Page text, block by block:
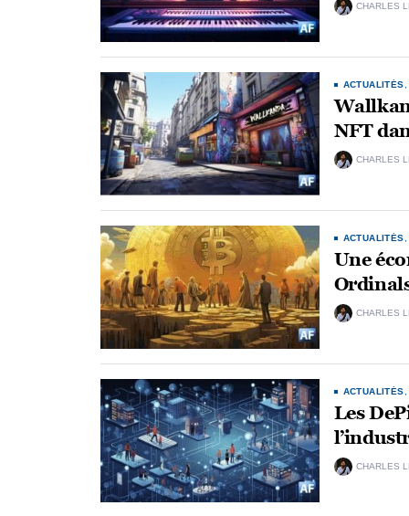
CHARLES
ACTUALITÉS
NFT
CHARLES
ACTUALITÉS
Une
CHARLES
ACTUALITÉS
Les
CHARLES